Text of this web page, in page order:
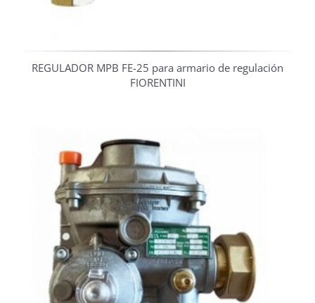
REGULADOR MPB FE-25 para armario de regulación
FIORENTINI